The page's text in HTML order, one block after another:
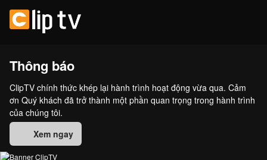
Thông báo
ClipTV chính thức khép lại hành trình hoạt động vừa qua. Cảm
ơn Quý khách đã trở thành một phần quan trọng trong hành trình
của chúng tôi.
Xem ngay